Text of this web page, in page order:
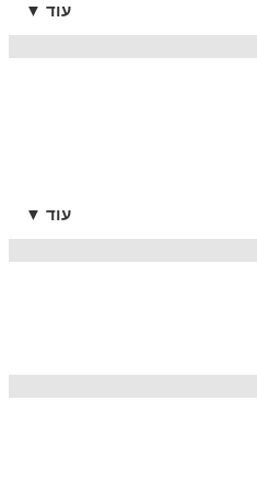
מקצועיים, הדרכות
תשלום.
עוד ▼
עוד ▼